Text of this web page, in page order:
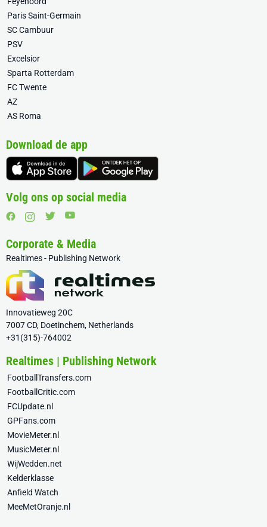
Paris Saint-Germain
SC Cambuur
PSV
Excelsior
Sparta Rotterdam
FC Twente
AZ
AS Roma
Download de app
Volg ons op social media
Corporate & Media
Realtimes - Publishing Network
Innovatieweg 20C
7007 CD, Doetinchem, Netherlands
+31(315)-764002
Realtimes | Publishing Network
FootballTransfers.com
FootballCritic.com
FCUpdate.nl
GPFans.com
MovieMeter.nl
MusicMeter.nl
WijWedden.net
Kelderklasse
Anfield Watch
MeeMetOranje.nl